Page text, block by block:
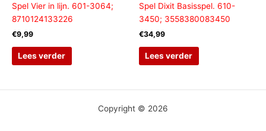
Spel Vier in lijn. 601-3064;
8710124133226
€9,99
Lees verder
Spel Dixit Basisspel. 610-
3450; 3558380083450
€34,99
Lees verder
Copyright © 2026